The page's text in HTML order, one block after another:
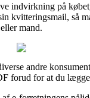
indvirkning på
kvitteringsmail, så
mand.
andre
forud for at du